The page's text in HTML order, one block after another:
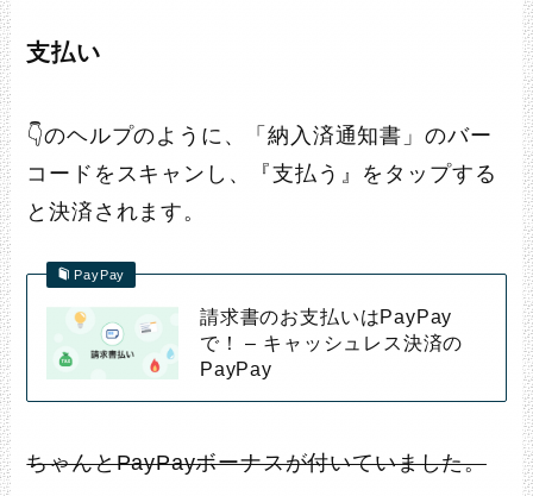
支払い
👇のヘルプのように、「納入済通知書」のバー
コードをスキャンし、『支払う』をタップする
と決済されます。
PayPay
請求書のお支払いはPayPay
で！ – キャッシュレス決済の
PayPay
ちゃんとPayPayボーナスが付いていました。